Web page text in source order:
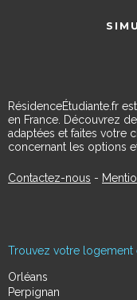
RésidenceÉtudiante.fr
en France. Découvrez
adaptées et faites votre
concernant les options
Contactez-nous -
Trouvez votre logement
Orléans
Perpignan